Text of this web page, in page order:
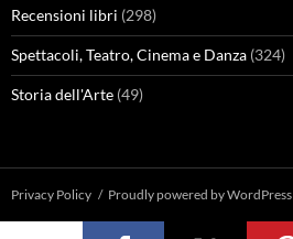
Recensioni libri (298)
Spettacoli, Teatro, Cinema e Danza (324)
Storia dell'Arte (49)
Privacy Policy Proudly powered by WordPress